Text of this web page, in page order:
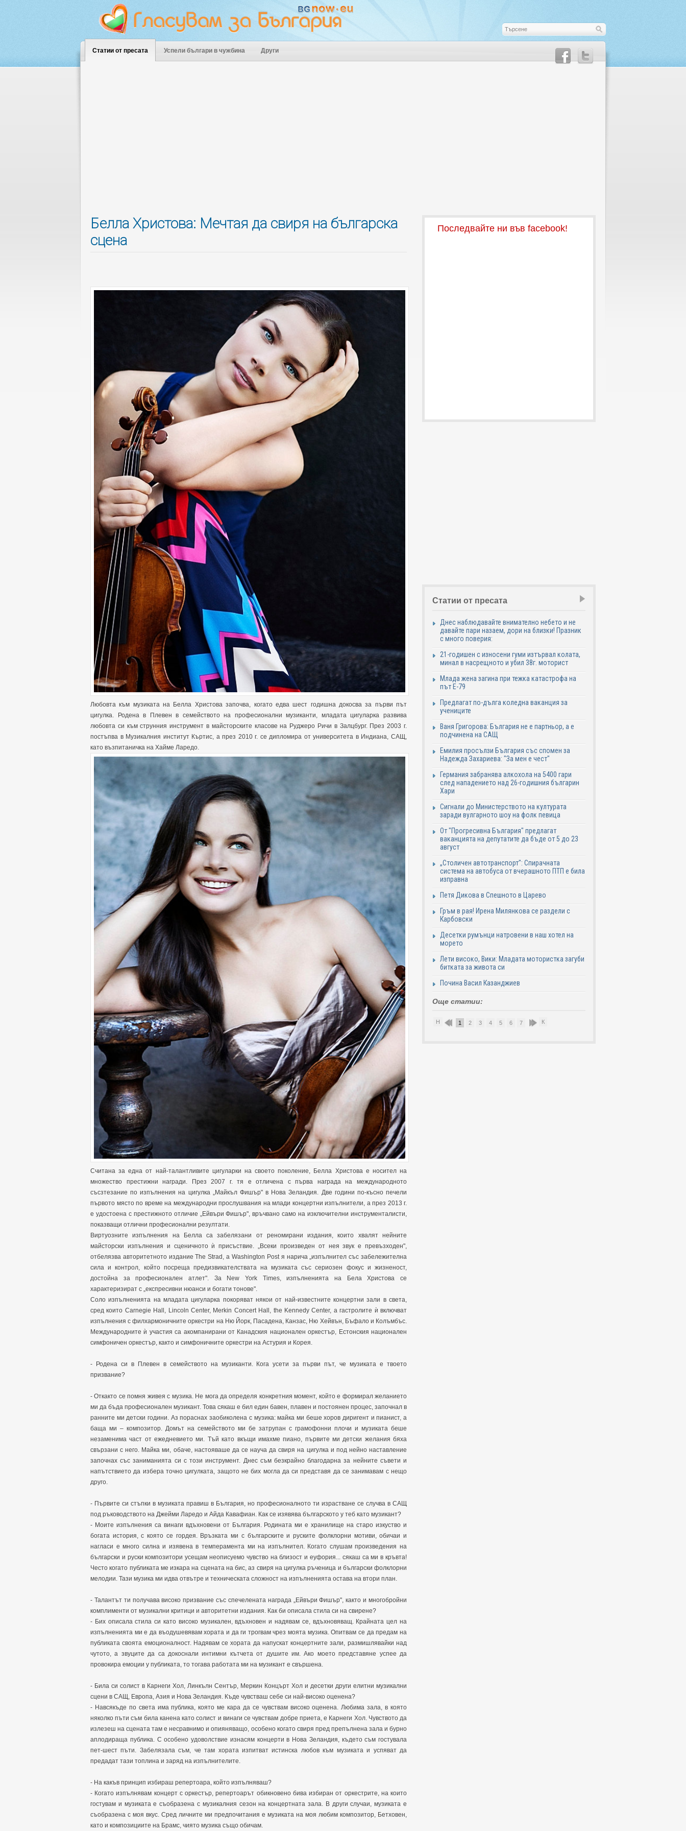
Статии от пресата Успели българи в чужбина Други
Белла Христова: Мечтая да свиря на българска
сцена
Любовта към музиката на Белла Христова започва, когато едва шест годишна докосва за първи път
цигулка. Родена в Плевен в семейството на професионални музиканти, младата цигуларка развива
любовта си към струнния инструмент в майсторските класове на Руджеро Ричи в Залцбург. През 2003 г.
постъпва в Музикалния институт Къртис, а през 2010 г. се дипломира от университета в Индиана, САЩ,
като възпитаничка на Хайме Ларедо.
Считана за една от най-талантливите цигуларки на своето поколение, Белла Христова е носител на
множество престижни награди. През 2007 г. тя е отличена с първа награда на международното
съсзтезание по изпълнения на цигулка „Майкъл Фишър" в Нова Зеландия. Две години по-късно печели
първото място по време на международни прослушвания на млади концертни изпълнители, а през 2013 г.
е удостоена с престижното отличие „Ейвъри Фишър", връчвано само на изключителни инструменталисти,
показващи отлични професионални резултати.
Виртуозните изпълнения на Белла са забелязани от реномирани издания, които хвалят нейните
майсторски изпълнения и сценичното ѝ присъствие. „Всеки произведен от нея звук е превъзходен",
отбелязва авторитетното издание The Strad, а Washington Post я нарича „изпълнител със забележителна
сила и контрол, който посреща предизвикателствата на музиката със сериозен фокус и жизненост,
достойна за професионален атлет". За New York Times, изпълненията на Бела Христова се
характеризират с „експресивни нюанси и богати тонове".
Соло изпълненията на младата цигуларка покоряват някои от най-известните концертни зали в света,
сред които Carnegie Hall, Lincoln Center, Merkin Concert Hall, the Kennedy Center, а гастролите ѝ включват
изпълнения с филхармоничните оркестри на Ню Йорк, Пасадена, Канзас, Ню Хейвън, Бъфало и Колъмбъс.
Международните ѝ участия са акомпанирани от Канадския национален оркестър, Естонския национален
симфоничен оркестър, както и симфоничните оркестри на Астурия и Корея.
- Родена си в Плевен в семейството на музиканти. Кога усети за първи път, че музиката е твоето
призвание?
- Откакто се помня живея с музика. Не мога да определя конкретния момент, който е формирал желанието
ми да бъда професионален музикант. Това сякаш е бил един бавен, плавен и постоянен процес, започнал в
ранните ми детски години. Аз пораснах заобиколена с музика: майка ми беше хоров диригент и пианист, а
баща ми – композитор. Домът на семейството ми бе затрупан с грамофонни плочи и музиката беше
незаменима част от ежедневието ми. Тъй като вкъщи имахме пиано, първите ми детски желания бяха
свързани с него. Майка ми, обаче, настояваше да се науча да свиря на цигулка и под нейно наставление
започнах със заниманията си с този инструмент. Днес съм безкрайно благодарна за нейните съвети и
напътствието да избера точно цигулката, защото не бих могла да си представя да се занимавам с нещо
друго.
- Първите си стъпки в музиката правиш в България, но професионалното ти израстване се случва в САЩ
под ръководството на Джейми Ларедо и Айда Кавафиан. Как се изявява българското у теб като музикант?
- Моите изпълнения са винаги вдъхновени от България. Родината ми е хранилище на старо изкуство и
богата история, с която се гордея. Връзката ми с българските и руските фолклорни мотиви, обичаи и
нагласи е много силна и изявена в темперамента ми на изпълнител. Когато слушам произведения на
български и руски композитори усещам неописуемо чувство на близост и еуфория... сякаш са ми в кръвта!
Често когато публиката ме изкара на сцената на бис, аз свиря на цигулка ръченица и български фолклорни
мелодии. Тази музика ми идва отвътре и техническата сложност на изпълненията остава на втори план.
- Талантът ти получава високо призвание със спечелената награда „Ейвъри Фишър", както и многобройни
комплименти от музикални критици и авторитетни издания. Как би описала стила си на свирене?
- Бих описала стила си като високо музикален, вдъхновен и надявам се, вдъхновяващ. Крайната цел на
изпълненията ми е да въодушевявам хората и да ги трогвам чрез моята музика. Опитвам се да предам на
публиката своята емоционалност. Надявам се хората да напускат концертните зали, размишлявайки над
чутото, а звуците да са докоснали интимни кътчета от душите им. Ако моето представяне успее да
провокира емоции у публиката, то тогава работата ми на музикант е свършена.
- Била си солист в Карнеги Хол, Линкълн Сентър, Меркин Концърт Хол и десетки други елитни музикални
сцени в САЩ, Европа, Азия и Нова Зеландия. Къде чувстваш себе си най-високо оценена?
- Навсякъде по света има публика, която ме кара да се чувствам високо оценена. Любима зала, в която
няколко пъти съм била канена като солист и винаги се чувствам добре приета, е Карнеги Хол. Чувството да
излезеш на сцената там е несравнимо и опияняващо, особено когато свиря пред препълнена зала и бурно
аплодираща публика. С особено удоволствие изнасям концерти в Нова Зеландия, където съм гостувала
пет-шест пъти. Забелязала съм, че там хората изпитват истинска любов към музиката и успяват да
предадат тази топлина и заряд на изпълнителите.
- На какъв принцип избираш репертоара, който изпълняваш?
- Когато изпълнявам концерт с оркестър, репертоарът обикновено бива избиран от оркестрите, на които
гостувам и музиката е съобразена с музикалния сезон на концертната зала. В други случаи, музиката е
съобразена с моя вкус. Сред личните ми предпочитания е музиката на моя любим композитор, Бетховен,
като и композициите на Брамс, чиято музика също обичам.
Последвайте ни във facebook!
Статии от пресата
Днес наблюдавайте внимателно небето и не
давайте пари назаем, дори на близки! Празник
с много поверия:
21-годишен с износени гуми изтървал колата,
минал в насрещното и убил 38г. моторист
Млада жена загина при тежка катастрофа на
път Е-79
Предлагат по-дълга коледна ваканция за
учениците
Ваня Григорова: България не е партньор, а е
подчинена на САЩ
Емилия просълзи България със спомен за
Надежда Захариева: "За мен е чест"
Германия забранява алкохола на 5400 гари
след нападението над 26-годишния българин
Хари
Сигнали до Министерството на културата
заради вулгарното шоу на фолк певица
От "Прогресивна България" предлагат
ваканцията на депутатите да бъде от 5 до 23
август
„Столичен автотранспорт": Спирачната
система на автобуса от вчерашното ПТП е била
изправна
Петя Дикова в Спешното в Царево
Гръм в рая! Ирена Милянкова се раздели с
Карбовски
Десетки румънци натровени в наш хотел на
морето
Лети високо, Вики: Младата мотористка загуби
битката за живота си
Почина Васил Казанджиев
Още статии:
Н 1 2 3 4 5 6 7 8 9К